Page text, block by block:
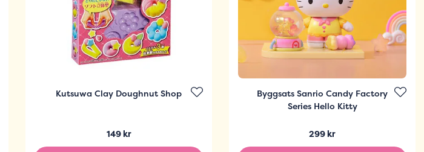
Kutsuwa Clay Doughnut Shop
149 kr
Byggsats Sanrio Candy Factory
Series Hello Kitty
299 kr